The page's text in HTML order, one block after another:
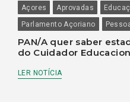
Açores Aprovadas
Parlamento Açoriano
PAN/A quer saber
do Cuidador
LER NOTÍCIA